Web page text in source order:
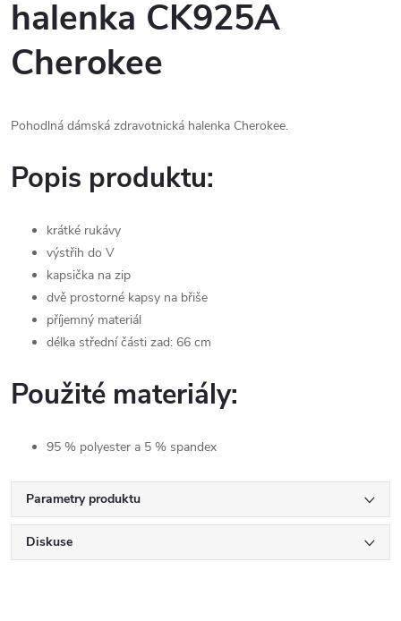
halenka CK925A
Cherokee
Pohodlná dámská zdravotnická halenka Cherokee.
Popis produktu:
krátké rukávy
výstřih do V
kapsička na zip
dvě prostorné kapsy na břiše
příjemný materiál
délka střední části zad: 66 cm
Použité materiály:
95 % polyester a 5 % spandex
Parametry produktu
Diskuse